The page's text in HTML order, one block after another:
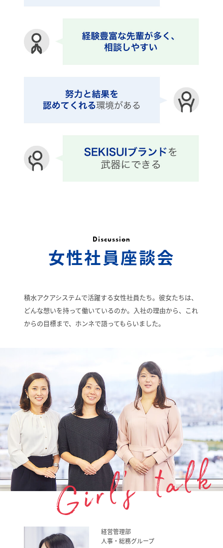
Discussion
女性社員座談会
積水アクアシステムで活躍する女性社員たち。 彼女たちは、
どんな想いを持って働いているのか。 入社の理由から、これ
からの目標まで、ホンネで語ってもらいました。
経営管理部
人事・総務グループ